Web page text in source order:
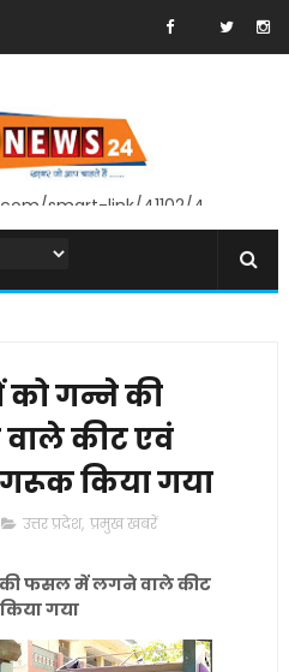
smart-link/41102/4
को गन्ने की
कीट एवं
किया गया
उत्तर प्रदेश, प्रमुख खबरें
की फसल में लगने वाले कीट
गया